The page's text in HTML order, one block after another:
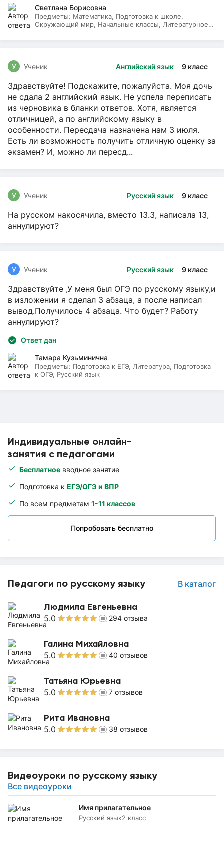
Индивидуальные онлайн-
занятия с педагогами
Бесплатное вводное занятие
Подготовка к ЕГЭ/ОГЭ и ВПР
По всем предметам 1-11 классов
Попробовать бесплатно
Педагоги по русскому языку В каталог
Людмила Евгеньевна
5.0 294 отзыва
Галина Михайловна
5.0 40 отзывов
Татьяна Юрьевна
5.0 7 отзывов
Рита Ивановна
5.0 38 отзывов
Видеоуроки по русскому языку
Все видеоуроки
Имя прилагательное
Русский язык2 класс
Светлана Борисовна
Предметы: Математика, Подготовка к школе,
Окружающий мир, Начальные классы, Литературное
Английский язык 9 класс
У Ученик
Здравствуйте! Подскажите, пожалуйста. Моя дочь
не сдала 2 английский язык. Не успела переписать
из черновика в бланки ответов. Хотя, является
отличницей, а по английскому языку в
особенности. Пересдача назначена нам 3 июля.
Есть ли возможность получить отличную оценку за
экзамен? И, можно ли пересд...
Русский язык 9 класс
У Ученик
На русском накосячила, вместо 13.3, написала 13,
аннулируют?
Русский язык 9 класс
У Ученик
Здравствуйте ,У меня был ОГЭ по русскому языку,и
в изложении я сделал 3 абзаца, а после написал
вывод.Получилось 4 абзаца. Что будет? Работу
аннулируют?
Ответ дан
Тамара Кузьминична
Предметы: Подготовка к ЕГЭ, Литература, Подготовка
к ОГЭ, Русский язык